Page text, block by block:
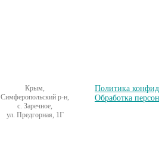
Крым,
Симферопольский р-н,
с. Заречное,
ул. Предгорная, 1Г
Политика
Обработка